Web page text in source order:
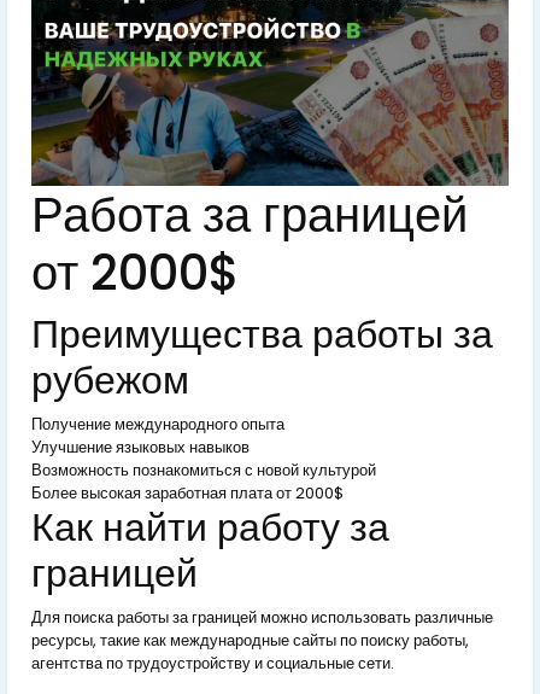
Работа за границей
от 2000$
Преимущества работы за
рубежом
Получение международного опыта
Улучшение языковых навыков
Возможность познакомиться с новой культурой
Более высокая заработная плата от 2000$
Как найти работу за
границей
Для поиска работы за границей можно использовать различные
ресурсы, такие как международные сайты по поиску работы,
агентства по трудоустройству и социальные сети.